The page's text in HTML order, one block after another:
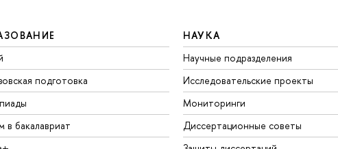
подготовка
в бакалавриат
НАУКА
Научные подразделения
Исследовательские проекты
Мониторинги
Диссертационные советы